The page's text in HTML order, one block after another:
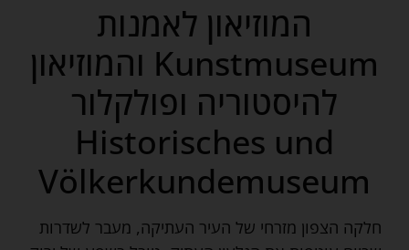
המוזיאון לאמנות
Kunstmuseum והמוזיאון
להיסטוריה ופולקלור
Historisches und
Völkerkundemuseum
חלקה הצפון מזרחי של העיר העתיקה, מעבר לשדרות